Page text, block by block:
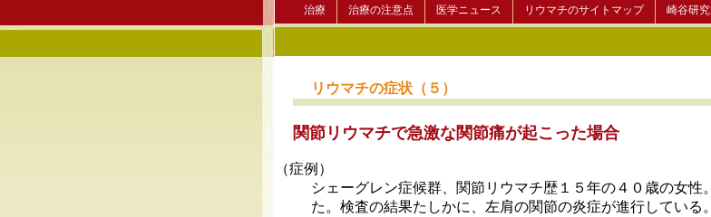
治療 治療の注意点 医学ニュース リウマチのサイトマップ 崎谷研
リウマチの症状（５）
関節リウマチで急激な関節痛が起こった場合
（症例）
シェーグレン症候群、関節リウマチ歴１５年の４０歳の女性
た。検査の結果たしかに、左肩の関節の炎症が進行している